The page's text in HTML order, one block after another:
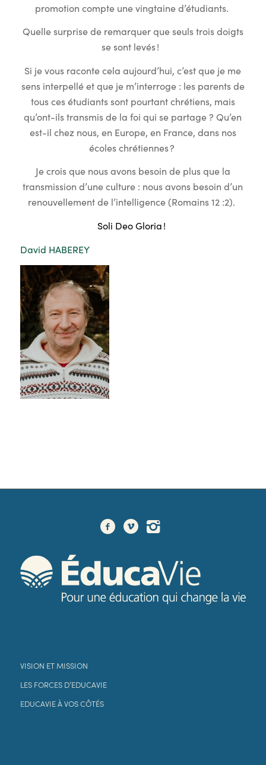
promotion compte une vingtaine d’étudiants.
Quelle surprise de remarquer que seuls trois doigts
se sont levés !
Si je vous raconte cela aujourd’hui, c’est que je me
sens interpellé et que je m’interroge : les parents de
tous ces étudiants sont pourtant chrétiens, mais
qu’ont-ils transmis de la foi qui se partage ? Qu’en
est-il chez nous, en Europe, en France, dans nos
écoles chrétiennes ?
Je crois que nous avons besoin de plus que la
transmission d’une culture : nous avons besoin d’un
renouvellement de l’intelligence (Romains 12 :2).
Soli Deo Gloria !
David HABEREY
VISION ET MISSION
LES FORCES D’EDUCAVIE
EDUCAVIE À VOS CÔTÉS